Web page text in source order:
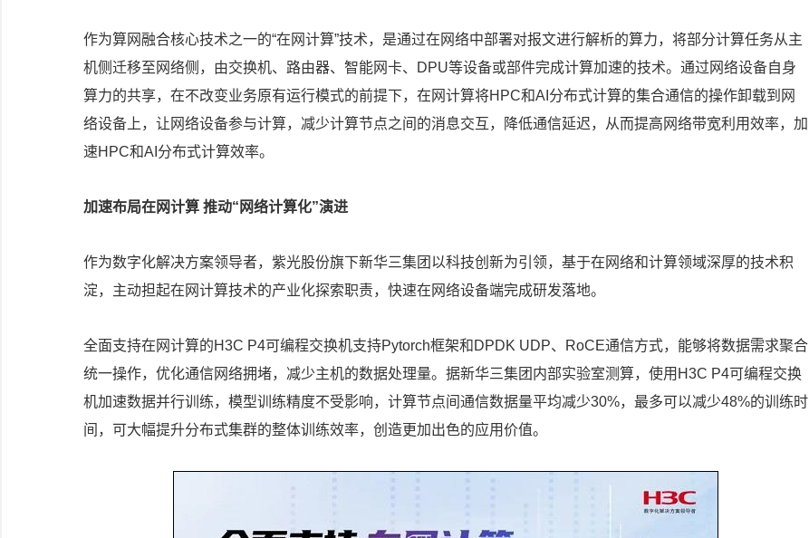
作为算网融合核心技术之一的“在网计算”技术，是通过在网络中部署对报文进行解析的算力，将部分计算任务从主
机侧迁移至网络侧，由交换机、路由器、智能网卡、DPU等设备或部件完成计算加速的技术。通过网络设备自身
算力的共享，在不改变业务原有运行模式的前提下，在网计算将HPC和AI分布式计算的集合通信的操作卸载到网
络设备上，让网络设备参与计算，减少计算节点之间的消息交互，降低通信延迟，从而提高网络带宽利用效率，加
速HPC和AI分布式计算效率。
加速布局在网计算 推动“网络计算化”演进
作为数字化解决方案领导者，紫光股份旗下新华三集团以科技创新为引领，基于在网络和计算领域深厚的技术积
淀，主动担起在网计算技术的产业化探索职责，快速在网络设备端完成研发落地。
全面支持在网计算的H3C P4可编程交换机支持Pytorch框架和DPDK UDP、RoCE通信方式，能够将数据需求聚合
统一操作，优化通信网络拥堵，减少主机的数据处理量。据新华三集团内部实验室测算，使用H3C P4可编程交换
机加速数据并行训练，模型训练精度不受影响，计算节点间通信数据量平均减少30%，最多可以减少48%的训练时
间，可大幅提升分布式集群的整体训练效率，创造更加出色的应用价值。